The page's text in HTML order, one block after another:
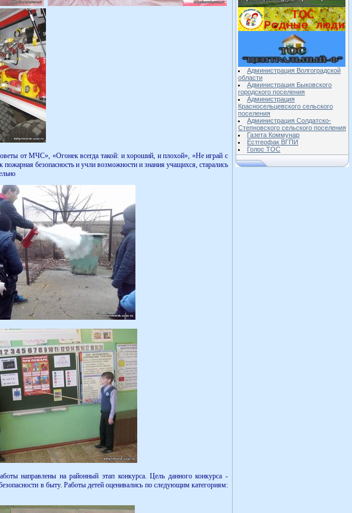
от МЧС», «Огонек всегда такой: и хороший, и плохой», «Не играй с
безопасность и учли возможности и знания учащихся, старались
направлены на районный этап конкурса. Цель данного конкурса -
в быту. Работы детей оценивались по следующим категориям:
Администрация Волгоградской
области
Администрация Быковского
городского поселения
Администрация
Красносельцевского сельского
поселения
Администрация Солдатско-
Степновского сельского поселения
Газета Коммунар
Естгеофак ВГПИ
Голос ТОС